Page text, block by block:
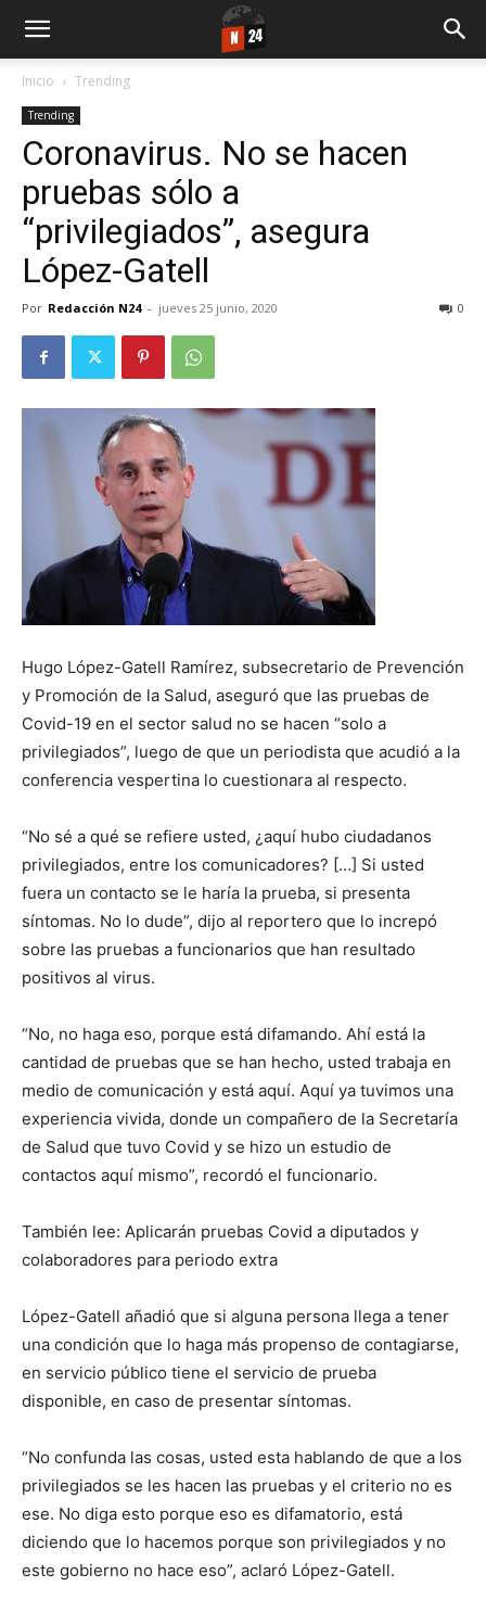
Inicio Trending
Trending
Coronavirus. No se hacen
pruebas sólo a
“privilegiados”, asegura
López-Gatell
Por Redacción N24 - jueves 25 junio, 2020 0
Hugo López-Gatell Ramírez, subsecretario de Prevención
y Promoción de la Salud, aseguró que las pruebas de
Covid-19 en el sector salud no se hacen “solo a
privilegiados”, luego de que un periodista que acudió a la
conferencia vespertina lo cuestionara al respecto.
“No sé a qué se refiere usted, ¿aquí hubo ciudadanos
privilegiados, entre los comunicadores? […] Si usted
fuera un contacto se le haría la prueba, si presenta
síntomas. No lo dude”, dijo al reportero que lo increpó
sobre las pruebas a funcionarios que han resultado
positivos al virus.
“No, no haga eso, porque está difamando. Ahí está la
cantidad de pruebas que se han hecho, usted trabaja en
medio de comunicación y está aquí. Aquí ya tuvimos una
experiencia vivida, donde un compañero de la Secretaría
de Salud que tuvo Covid y se hizo un estudio de
contactos aquí mismo”, recordó el funcionario.
También lee: Aplicarán pruebas Covid a diputados y
colaboradores para periodo extra
López-Gatell añadió que si alguna persona llega a tener
una condición que lo haga más propenso de contagiarse,
en servicio público tiene el servicio de prueba
disponible, en caso de presentar síntomas.
“No confunda las cosas, usted esta hablando de que a los
privilegiados se les hacen las pruebas y el criterio no es
ese. No diga esto porque eso es difamatorio, está
diciendo que lo hacemos porque son privilegiados y no
este gobierno no hace eso”, aclaró López-Gatell.